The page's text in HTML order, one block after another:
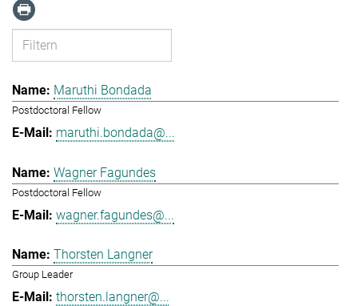
Maruthi Bondada
Postdoctoral Fellow
maruthi.bondada@...
Wagner Fagundes
Postdoctoral Fellow
wagner.fagundes@...
Thorsten Langner
Group Leader
thorsten.langner@...